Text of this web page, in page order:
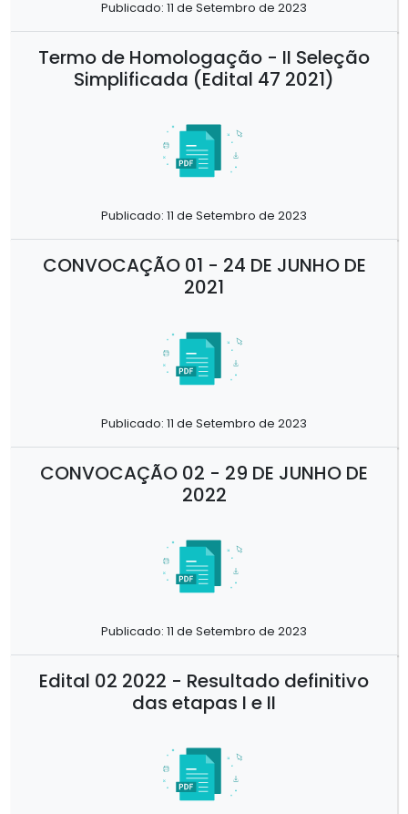
Publicado: 11 de Setembro de 2023
Termo de Homologação - II Seleção
Simplificada (Edital 47 2021)
Publicado: 11 de Setembro de 2023
CONVOCAÇÃO 01 - 24 DE JUNHO DE
2021
Publicado: 11 de Setembro de 2023
CONVOCAÇÃO 02 - 29 DE JUNHO DE
2022
Publicado: 11 de Setembro de 2023
Edital 02 2022 - Resultado definitivo
das etapas I e II